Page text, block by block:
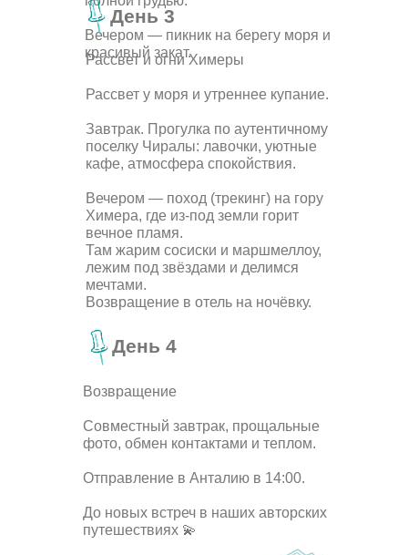
Вечером — пикник на берегу моря и
красивый закат.
Рассвет и огни Химеры
Рассвет у моря и утреннее купание.
Завтрак. Прогулка по аутентичному
поселку Чиралы: лавочки, уютные
кафе, атмосфера спокойствия.
Вечером — поход (трекинг) на гору
Химера, где из-под земли горит
вечное пламя.
Там жарим сосиски и маршмеллоу,
лежим под звёздами и делимся
мечтами.
Возвращение в отель на ночёвку.
День 3
Возвращение
Совместный завтрак, прощальные
фото, обмен контактами и теплом.
Отправление в Анталию в 14:00.
До новых встреч в наших авторских
путешествиях 💫
День 4